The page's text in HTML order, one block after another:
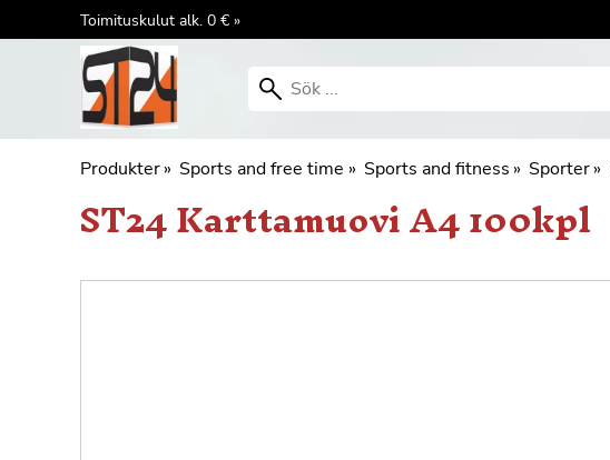
Toimituskulut alk. 0 € »
Produkter‪» Sports and free time ‪» Sports and fitness ‪» Sporter‪»
ST24Karttamuovi A4 100kpl